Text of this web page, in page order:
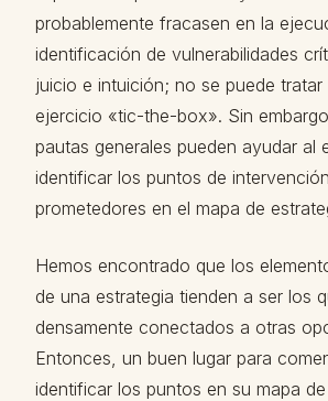
probablemente fracasen en la
identificación de vulnerabilidades
juicio e intuición; no se puede
ejercicio «tic-the-box». Sin
pautas generales pueden ayudar al
identificar los puntos de
prometedores en el mapa de
Hemos encontrado que los
de una estrategia tienden a ser los
densamente conectados a otras
Entonces, un buen lugar para
identificar los puntos en su mapa